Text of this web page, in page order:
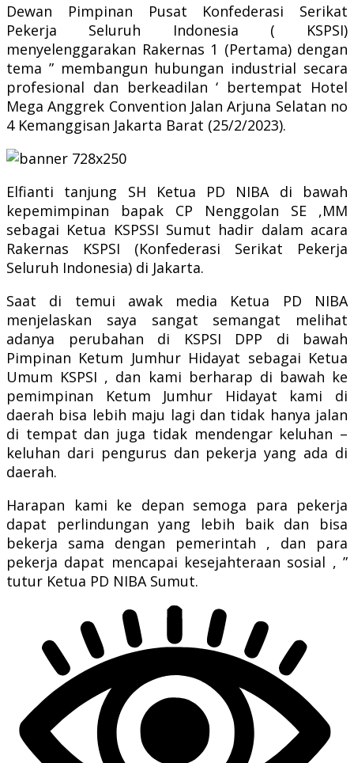
Dewan Pimpinan Pusat Konfederasi Serikat
Pekerja Seluruh Indonesia ( KSPSI)
menyelenggarakan Rakernas 1 (Pertama) dengan
tema ” membangun hubungan industrial secara
profesional dan berkeadilan ‘ bertempat Hotel
Mega Anggrek Convention Jalan Arjuna Selatan no
4 Kemanggisan Jakarta Barat (25/2/2023).
Elfianti tanjung SH Ketua PD NIBA di bawah
kepemimpinan bapak CP Nenggolan SE ,MM
sebagai Ketua KSPSSI Sumut hadir dalam acara
Rakernas KSPSI (Konfederasi Serikat Pekerja
Seluruh Indonesia) di Jakarta.
Saat di temui awak media Ketua PD NIBA
menjelaskan saya sangat semangat melihat
adanya perubahan di KSPSI DPP di bawah
Pimpinan Ketum Jumhur Hidayat sebagai Ketua
Umum KSPSI , dan kami berharap di bawah ke
pemimpinan Ketum Jumhur Hidayat kami di
daerah bisa lebih maju lagi dan tidak hanya jalan
di tempat dan juga tidak mendengar keluhan –
keluhan dari pengurus dan pekerja yang ada di
daerah.
Harapan kami ke depan semoga para pekerja
dapat perlindungan yang lebih baik dan bisa
bekerja sama dengan pemerintah , dan para
pekerja dapat mencapai kesejahteraan sosial , ”
tutur Ketua PD NIBA Sumut.